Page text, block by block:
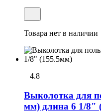
Товара нет в наличии
4.8
Выколотка для
мм) длина 6 1/8"